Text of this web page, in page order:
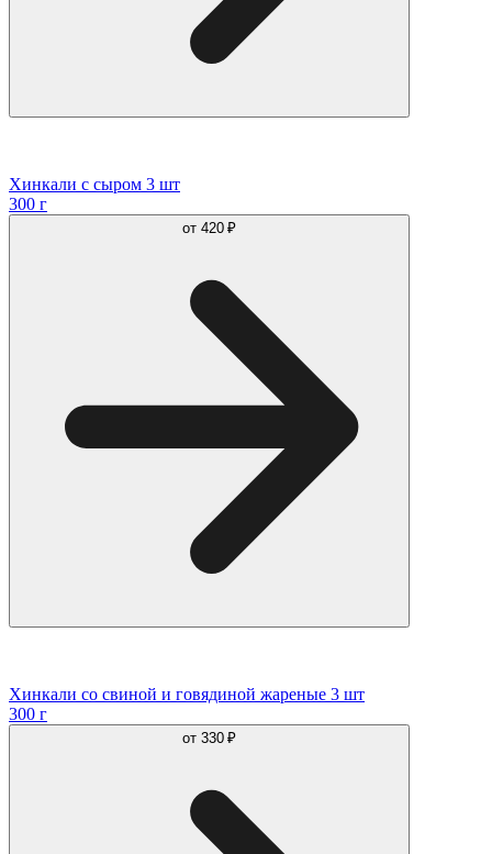
Хинкали с сыром 3 шт
300 г
от 420 ₽
Хинкали со свиной и говядиной жареные 3 шт
300 г
от 330 ₽